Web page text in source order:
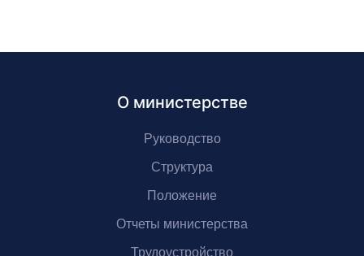
О министерстве
Руководство
Структура
Положение
Отчеты министерства
Трудоустройство